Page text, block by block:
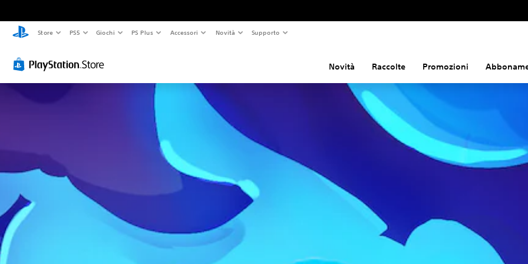
Store PS5 Giochi PS Plus Accessori Novità Supporto
Novità Raccolte Promozioni